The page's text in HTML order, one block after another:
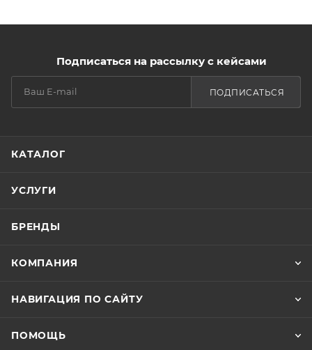
Подписаться на рассылку с кейсами
ПОДПИСАТЬСЯ
КАТАЛОГ
УСЛУГИ
БРЕНДЫ
КОМПАНИЯ
НАВИГАЦИЯ ПО САЙТУ
ПОМОЩЬ